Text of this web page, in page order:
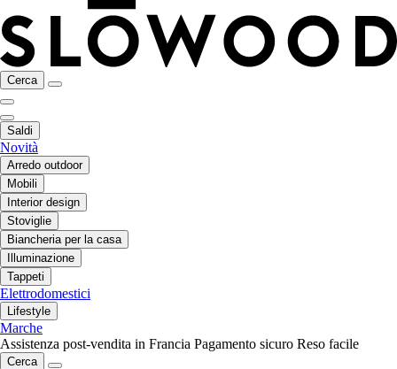
Cerca
Saldi
Novità
Arredo outdoor
Mobili
Interior design
Stoviglie
Biancheria per la casa
Illuminazione
Tappeti
Elettrodomestici
Lifestyle
Marche
Assistenza post-vendita in Francia Pagamento sicuro Reso facile
Cerca